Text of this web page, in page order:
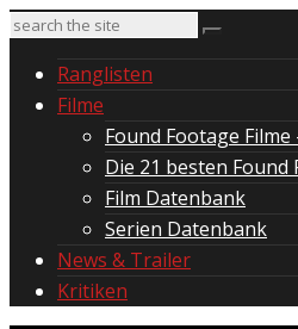
Ranglisten
Filme
Found Footage Filme
Die 21 besten Found
Film Datenbank
Serien Datenbank
News & Trailer
Kritiken